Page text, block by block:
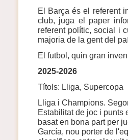
El Barça és el referent
club, juga el paper
referent polític, social i
majoria de la gent del
El futbol, quin gran
2025-2026
Títols: Lliga, Supercopa
Lliga i Champions.
Estabilitat de joc i punts
basat en bona part per
García, nou porter de